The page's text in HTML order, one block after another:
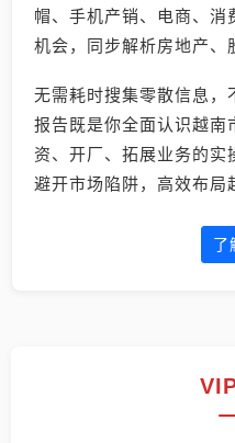
帽、手机产销、电商、消
机会，同步解析房地产、
无需耗时搜集零散信息，
报告既是你全面认识越南
资、开厂、拓展业务的实
避开市场陷阱，高效布局
了